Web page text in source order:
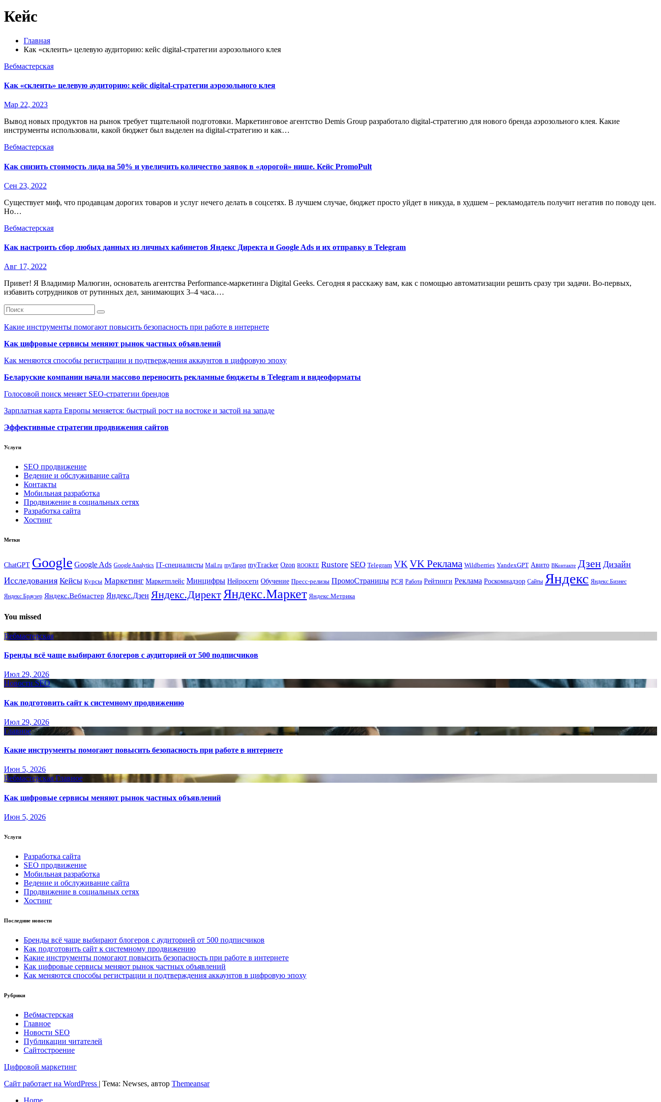
Кейс
Главная
Как «склеить» целевую аудиторию: кейс digital-стратегии аэрозольного клея
Вебмастерская
Как «склеить» целевую аудиторию: кейс digital-стратегии аэрозольного клея
Мар 22, 2023
Вывод новых продуктов на рынок требует тщательной подготовки. Маркетинговое агентство Demis Group разработало digital-стратегию для нового бренда аэрозольного клея. Какие
инструменты использовали, какой бюджет был выделен на digital-стратегию и как…
Вебмастерская
Как снизить стоимость лида на 50% и увеличить количество заявок в «дорогой» нише. Кейс PromoPult
Сен 23, 2022
Существует миф, что продавцам дорогих товаров и услуг нечего делать в соцсетях. В лучшем случае, бюджет просто уйдет в никуда, в худшем – рекламодатель получит негатив по поводу цен.
Но…
Вебмастерская
Как настроить сбор любых данных из личных кабинетов Яндекс Директа и Google Ads и их отправку в Telegram
Авг 17, 2022
Привет! Я Владимир Малюгин, основатель агентства Performance-маркетинга Digital Geeks. Сегодня я расскажу вам, как с помощью автоматизации решить сразу три задачи. Во-первых,
избавить сотрудников от рутинных дел, занимающих 3–4 часа.…
Какие инструменты помогают повысить безопасность при работе в интернете
Как цифровые сервисы меняют рынок частных объявлений
Как меняются способы регистрации и подтверждения аккаунтов в цифровую эпоху
Беларуские компании начали массово переносить рекламные бюджеты в Telegram и видеоформаты
Голосовой поиск меняет SEO-стратегии брендов
Зарплатная карта Европы меняется: быстрый рост на востоке и застой на западе
Эффективные стратегии продвижения сайтов
Услуги
SEO продвижение
Ведение и обслуживание сайта
Контакты
Мобильная разработка
Продвижение в социальных сетях
Разработка сайта
Хостинг
Метки
ChatGPT Google Google Ads Google Analytics IT-специалисты Mail.ru myTarget myTracker Ozon ROOKEE Rustore SEO Telegram VKVK Реклама Wildberries YandexGPT Авито ВКонтакте Дзен Дизайн
Исследования Кейсы Курсы Маркетинг Маркетплейс Минцифры Нейросети Обучение Пресс-релизы ПромоСтраницы РСЯ Работа Рейтинги Реклама Роскомнадзор Сайты Яндекс Яндекс.Бизнес
Яндекс.Браузер Яндекс.Вебмастер Яндекс.Дзен Яндекс.ДиректЯндекс.Маркет Яндекс.Метрика
You missed
Вебмастерская
Бренды всё чаще выбирают блогеров с аудиторией от 500 подписчиков
Июл 29, 2026
Новости SEO
Как подготовить сайт к системному продвижению
Июл 29, 2026
Главное
Какие инструменты помогают повысить безопасность при работе в интернете
Июн 5, 2026
Вебмастерская Главное
Как цифровые сервисы меняют рынок частных объявлений
Июн 5, 2026
Услуги
Разработка сайта
SEO продвижение
Мобильная разработка
Ведение и обслуживание сайта
Продвижение в социальных сетях
Хостинг
Последние новости
Бренды всё чаще выбирают блогеров с аудиторией от 500 подписчиков
Как подготовить сайт к системному продвижению
Какие инструменты помогают повысить безопасность при работе в интернете
Как цифровые сервисы меняют рынок частных объявлений
Как меняются способы регистрации и подтверждения аккаунтов в цифровую эпоху
Рубрики
Вебмастерская
Главное
Новости SEO
Публикации читателей
Сайтостроение
Цифровой маркетинг
Сайт работает на WordPress | Тема: Newses, автор Themeansar
Home